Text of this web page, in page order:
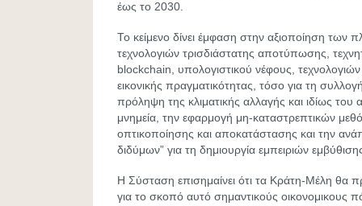
έως το 2030.
Το κείμενο δίνει έμφαση στην αξιοποίηση των
τεχνολογιών τρισδιάστατης αποτύπωσης,
blockchain, υπολογιστικού νέφους,
εικονικής πραγματικότητας, τόσο για τη
πρόληψη της κλιματικής αλλαγής και ιδίως του
μνημεία, την εφαρμογή μη-καταστρεπτικών
οπτικοποίησης και αποκατάστασης και την
διδύμων” για τη δημιουργία εμπειριών
Η Σύσταση επισημαίνει ότι τα Κράτη-Μέλη θα
για το σκοπό αυτό σημαντικούς οικονομικους